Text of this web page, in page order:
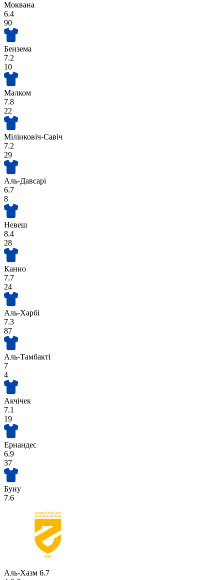
Моквана
6.4
90
Бензема
7.2
10
Малком
7.8
22
Мілінковіч-Савіч
7.2
29
Аль-Давсарі
6.7
8
Невеш
8.4
28
Канно
7.7
24
Аль-Харбі
7.3
87
Аль-Тамбакті
7
4
Акчічек
7.1
19
Ернандес
6.9
37
Буну
7.6
Аль-Хазм 6.7